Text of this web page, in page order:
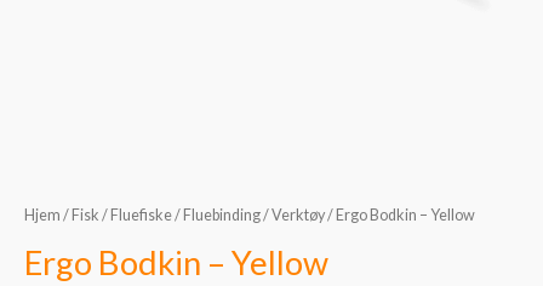
Hjem / Fisk / Fluefiske/ Fluebinding/Verktøy/ Ergo Bodkin – Yellow
Ergo Bodkin – Yellow